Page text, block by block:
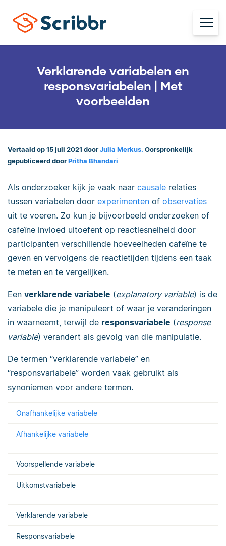
Verklarende variabelen en
responsvariabelen | Met
voorbeelden
Vertaald op 15 juli 2021 door Julia Merkus. Oorspronkelijk
gepubliceerd door Pritha Bhandari
Als onderzoeker kijk je vaak naar causale relaties
tussen variabelen door experimenten of observaties
uit te voeren. Zo kun je bijvoorbeeld onderzoeken of
cafeïne invloed uitoefent op reactiesnelheid door
participanten verschillende hoeveelheden cafeïne te
geven en vervolgens de reactietijden tijdens een taak
te meten en te vergelijken.
Een verklarende variabele (explanatory variable) is de
variabele die je manipuleert of waar je veranderingen
in waarneemt, terwijl de responsvariabele (response
variable) verandert als gevolg van die manipulatie.
De termen “verklarende variabele” en
“responsvariabele” worden vaak gebruikt als
synoniemen voor andere termen.
Onafhankelijke variabele
Afhankelijke variabele
Voorspellende variabele
Uitkomstvariabele
Verklarende variabele
Responsvariabele